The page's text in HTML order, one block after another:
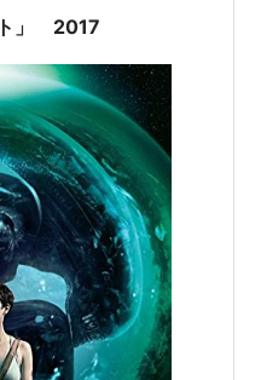
ト」 2017